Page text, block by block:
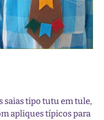
saias tipo tutu em tule,
apliques típicos para